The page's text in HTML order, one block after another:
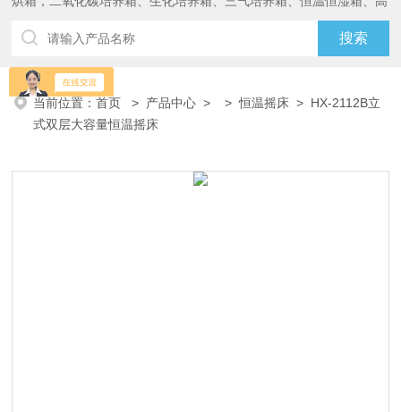
当前位置：首页 > 产品中心 > >恒温摇床 > HX-2112B立
式双层大容量恒温摇床